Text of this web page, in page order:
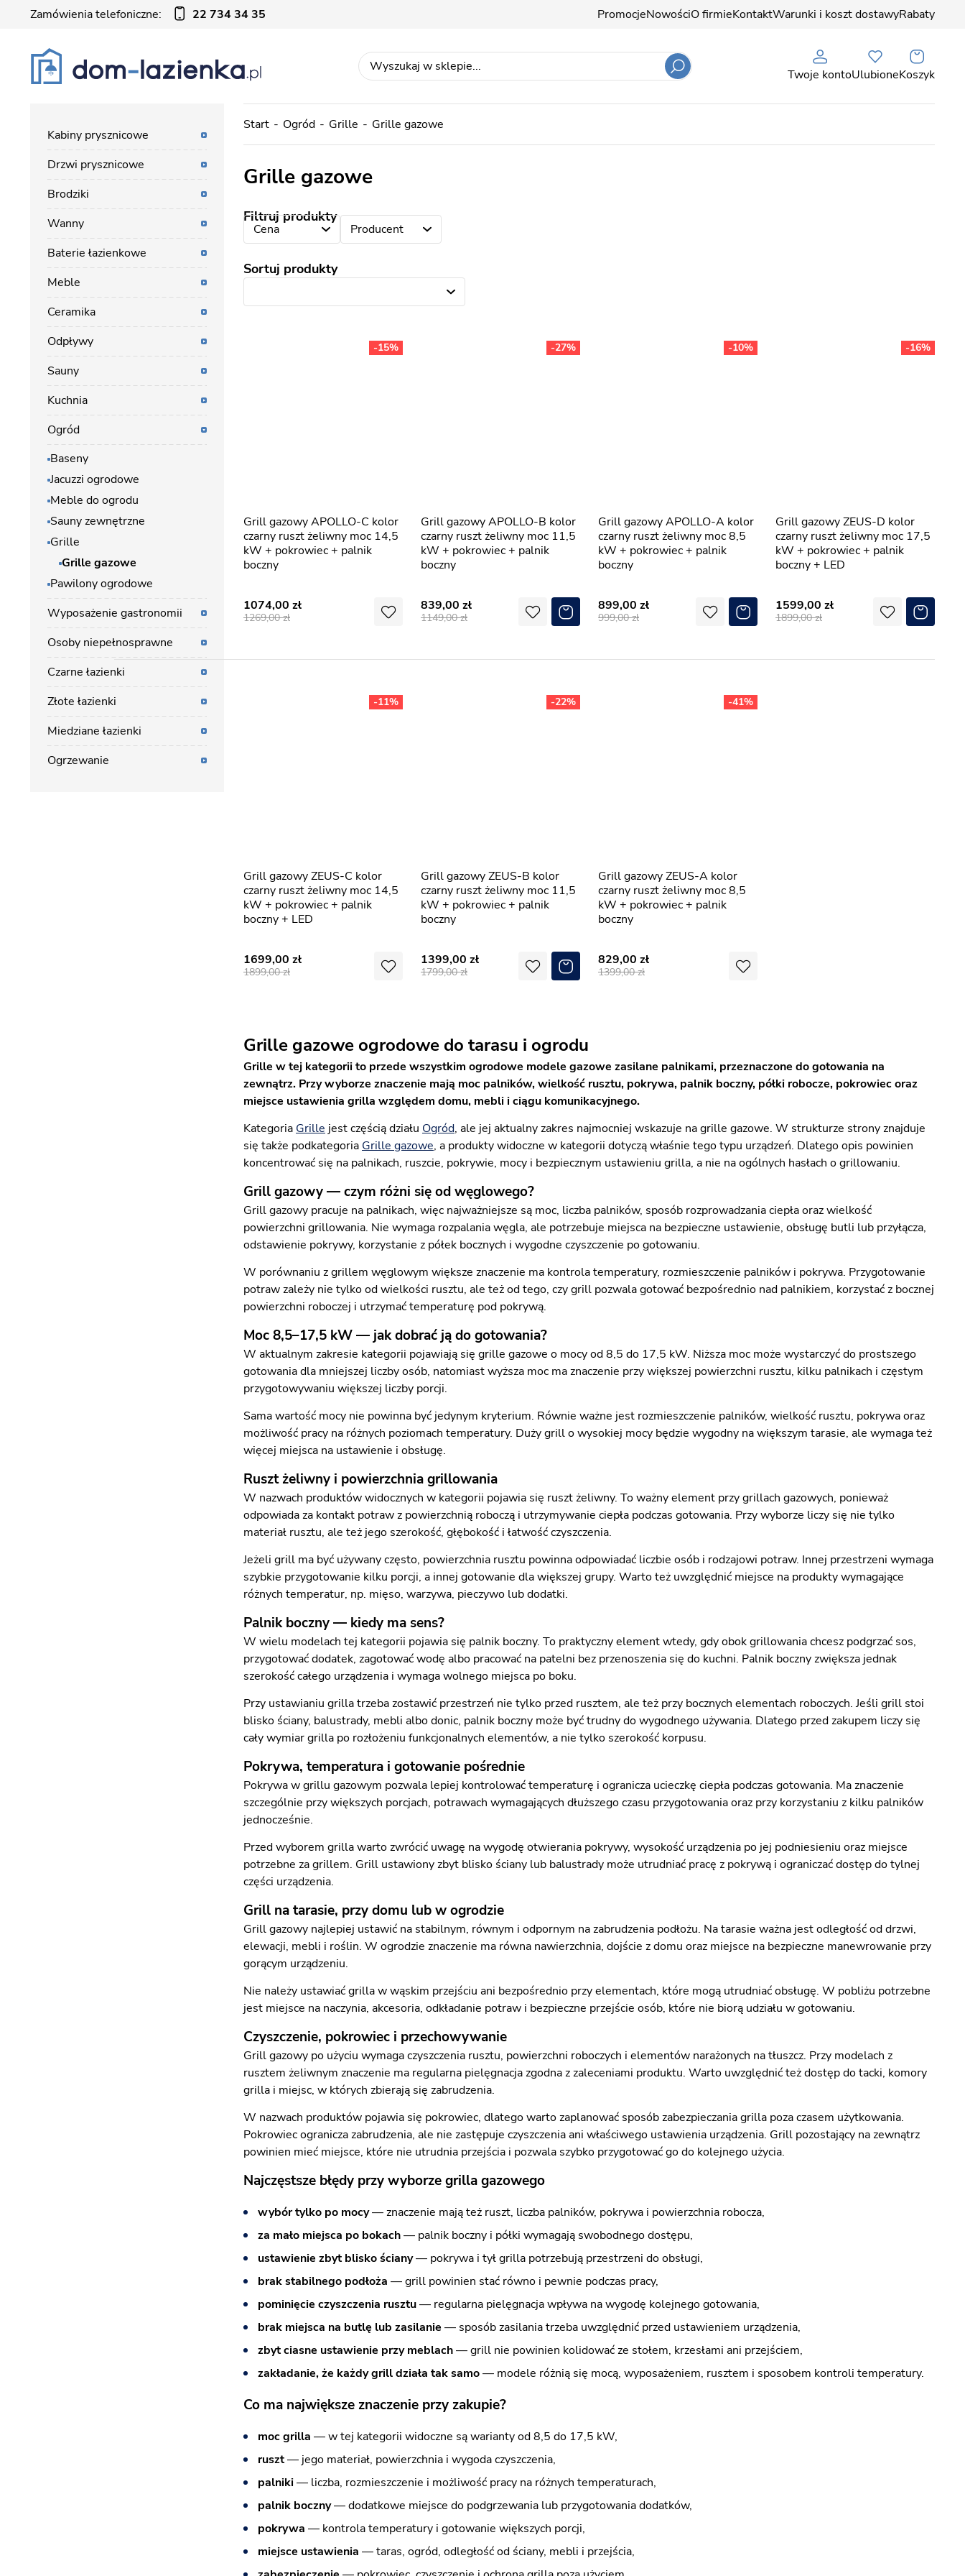
Zamówienia telefoniczne: 22 734 34 35 PromocjeNowościO firmieKontaktWarunki i koszt dostawyRabaty
Twoje kontoUlubioneKoszyk
Start Ogród Grille Grille gazowe
Grille gazowe
Grille gazowe ogrodowe do tarasu i ogrodu
Grille w tej kategorii to przede wszystkim ogrodowe modele gazowe zasilane palnikami, przeznaczone do gotowania na
zewnątrz. Przy wyborze znaczenie mają moc palników, wielkość rusztu, pokrywa, palnik boczny, półki robocze, pokrowiec oraz
miejsce ustawienia grilla względem domu, mebli i ciągu komunikacyjnego.
Kategoria Grille jest częścią działu Ogród, ale jej aktualny zakres najmocniej wskazuje na grille gazowe. W strukturze strony znajduje
się także podkategoria Grille gazowe, a produkty widoczne w kategorii dotyczą właśnie tego typu urządzeń. Dlatego opis powinien
koncentrować się na palnikach, ruszcie, pokrywie, mocy i bezpiecznym ustawieniu grilla, a nie na ogólnych hasłach o grillowaniu.
Grill gazowy — czym różni się od węglowego?
Grill gazowy pracuje na palnikach, więc najważniejsze są moc, liczba palników, sposób rozprowadzania ciepła oraz wielkość
powierzchni grillowania. Nie wymaga rozpalania węgla, ale potrzebuje miejsca na bezpieczne ustawienie, obsługę butli lub przyłącza,
odstawienie pokrywy, korzystanie z półek bocznych i wygodne czyszczenie po gotowaniu.
W porównaniu z grillem węglowym większe znaczenie ma kontrola temperatury, rozmieszczenie palników i pokrywa. Przygotowanie
potraw zależy nie tylko od wielkości rusztu, ale też od tego, czy grill pozwala gotować bezpośrednio nad palnikiem, korzystać z bocznej
powierzchni roboczej i utrzymać temperaturę pod pokrywą.
Moc 8,5–17,5 kW — jak dobrać ją do gotowania?
W aktualnym zakresie kategorii pojawiają się grille gazowe o mocy od 8,5 do 17,5 kW. Niższa moc może wystarczyć do prostszego
gotowania dla mniejszej liczby osób, natomiast wyższa moc ma znaczenie przy większej powierzchni rusztu, kilku palnikach i częstym
przygotowywaniu większej liczby porcji.
Sama wartość mocy nie powinna być jedynym kryterium. Równie ważne jest rozmieszczenie palników, wielkość rusztu, pokrywa oraz
możliwość pracy na różnych poziomach temperatury. Duży grill o wysokiej mocy będzie wygodny na większym tarasie, ale wymaga też
więcej miejsca na ustawienie i obsługę.
Ruszt żeliwny i powierzchnia grillowania
W nazwach produktów widocznych w kategorii pojawia się ruszt żeliwny. To ważny element przy grillach gazowych, ponieważ
odpowiada za kontakt potraw z powierzchnią roboczą i utrzymywanie ciepła podczas gotowania. Przy wyborze liczy się nie tylko
materiał rusztu, ale też jego szerokość, głębokość i łatwość czyszczenia.
Jeżeli grill ma być używany często, powierzchnia rusztu powinna odpowiadać liczbie osób i rodzajowi potraw. Innej przestrzeni wymaga
szybkie przygotowanie kilku porcji, a innej gotowanie dla większej grupy. Warto też uwzględnić miejsce na produkty wymagające
różnych temperatur, np. mięso, warzywa, pieczywo lub dodatki.
Palnik boczny — kiedy ma sens?
W wielu modelach tej kategorii pojawia się palnik boczny. To praktyczny element wtedy, gdy obok grillowania chcesz podgrzać sos,
przygotować dodatek, zagotować wodę albo pracować na patelni bez przenoszenia się do kuchni. Palnik boczny zwiększa jednak
szerokość całego urządzenia i wymaga wolnego miejsca po boku.
Przy ustawianiu grilla trzeba zostawić przestrzeń nie tylko przed rusztem, ale też przy bocznych elementach roboczych. Jeśli grill stoi
blisko ściany, balustrady, mebli albo donic, palnik boczny może być trudny do wygodnego używania. Dlatego przed zakupem liczy się
cały wymiar grilla po rozłożeniu funkcjonalnych elementów, a nie tylko szerokość korpusu.
Pokrywa, temperatura i gotowanie pośrednie
Pokrywa w grillu gazowym pozwala lepiej kontrolować temperaturę i ogranicza ucieczkę ciepła podczas gotowania. Ma znaczenie
szczególnie przy większych porcjach, potrawach wymagających dłuższego czasu przygotowania oraz przy korzystaniu z kilku palników
jednocześnie.
Przed wyborem grilla warto zwrócić uwagę na wygodę otwierania pokrywy, wysokość urządzenia po jej podniesieniu oraz miejsce
potrzebne za grillem. Grill ustawiony zbyt blisko ściany lub balustrady może utrudniać pracę z pokrywą i ograniczać dostęp do tylnej
części urządzenia.
Grill na tarasie, przy domu lub w ogrodzie
Grill gazowy najlepiej ustawić na stabilnym, równym i odpornym na zabrudzenia podłożu. Na tarasie ważna jest odległość od drzwi,
elewacji, mebli i roślin. W ogrodzie znaczenie ma równa nawierzchnia, dojście z domu oraz miejsce na bezpieczne manewrowanie przy
gorącym urządzeniu.
Nie należy ustawiać grilla w wąskim przejściu ani bezpośrednio przy elementach, które mogą utrudniać obsługę. W pobliżu potrzebne
jest miejsce na naczynia, akcesoria, odkładanie potraw i bezpieczne przejście osób, które nie biorą udziału w gotowaniu.
Czyszczenie, pokrowiec i przechowywanie
Grill gazowy po użyciu wymaga czyszczenia rusztu, powierzchni roboczych i elementów narażonych na tłuszcz. Przy modelach z
rusztem żeliwnym znaczenie ma regularna pielęgnacja zgodna z zaleceniami produktu. Warto uwzględnić też dostęp do tacki, komory
grilla i miejsc, w których zbierają się zabrudzenia.
W nazwach produktów pojawia się pokrowiec, dlatego warto zaplanować sposób zabezpieczania grilla poza czasem użytkowania.
Pokrowiec ogranicza zabrudzenia, ale nie zastępuje czyszczenia ani właściwego ustawienia urządzenia. Grill pozostający na zewnątrz
powinien mieć miejsce, które nie utrudnia przejścia i pozwala szybko przygotować go do kolejnego użycia.
Najczęstsze błędy przy wyborze grilla gazowego
wybór tylko po mocy— znaczenie mają też ruszt, liczba palników, pokrywa i powierzchnia robocza,
za mało miejsca po bokach— palnik boczny i półki wymagają swobodnego dostępu,
ustawienie zbyt blisko ściany— pokrywa i tył grilla potrzebują przestrzeni do obsługi,
brak stabilnego podłoża — grill powinien stać równo i pewnie podczas pracy,
pominięcie czyszczenia rusztu— regularna pielęgnacja wpływa na wygodę kolejnego gotowania,
brak miejsca na butlę lub zasilanie — sposób zasilania trzeba uwzględnić przed ustawieniem urządzenia,
zbyt ciasne ustawienie przy meblach— grill nie powinien kolidować ze stołem, krzesłami ani przejściem,
zakładanie, że każdy grill działa tak samo— modele różnią się mocą, wyposażeniem, rusztem i sposobem kontroli temperatury.
Co ma największe znaczenie przy zakupie?
moc grilla — w tej kategorii widoczne są warianty od 8,5 do 17,5 kW,
ruszt— jego materiał, powierzchnia i wygoda czyszczenia,
palniki— liczba, rozmieszczenie i możliwość pracy na różnych temperaturach,
palnik boczny— dodatkowe miejsce do podgrzewania lub przygotowania dodatków,
pokrywa — kontrola temperatury i gotowanie większych porcji,
miejsce ustawienia — taras, ogród, odległość od ściany, mebli i przejścia,
Filtruj produkty
Cena Producent
Sortuj produkty
Grill gazowy APOLLO-C kolor
czarny ruszt żeliwny moc 14,5
kW + pokrowiec + palnik
boczny
1074,00
1269,00
-15%
Grill gazowy APOLLO-B kolor
czarny ruszt żeliwny moc 11,5
kW + pokrowiec + palnik
boczny
839,00
1149,00
-27%
Grill gazowy APOLLO-A kolor
czarny ruszt żeliwny moc 8,5
kW + pokrowiec + palnik
boczny
899,00
999,00
-10%
Grill gazowy ZEUS-D kolor
czarny ruszt żeliwny moc 17,5
kW + pokrowiec + palnik
boczny + LED
1599,00
1899,00
-16%
Grill gazowy ZEUS-C kolor
czarny ruszt żeliwny moc 14,5
kW + pokrowiec + palnik
boczny + LED
1699,00
1899,00
-11%
Grill gazowy ZEUS-B kolor
czarny ruszt żeliwny moc 11,5
kW + pokrowiec + palnik
boczny
1399,00
1799,00
-22%
Grill gazowy ZEUS-A kolor
czarny ruszt żeliwny moc 8,5
kW + pokrowiec + palnik
boczny
829,00
1399,00
-41%
Kabiny prysznicowe
Drzwi prysznicowe
Brodziki
Wanny
Baterie łazienkowe
Meble
Ceramika
Odpływy
Sauny
Kuchnia
Ogród
Baseny
Jacuzzi ogrodowe
Meble do ogrodu
Sauny zewnętrzne
Grille
Grille gazowe
Pawilony ogrodowe
Wyposażenie gastronomii
Osoby niepełnosprawne
Czarne łazienki
Złote łazienki
Miedziane łazienki
Ogrzewanie